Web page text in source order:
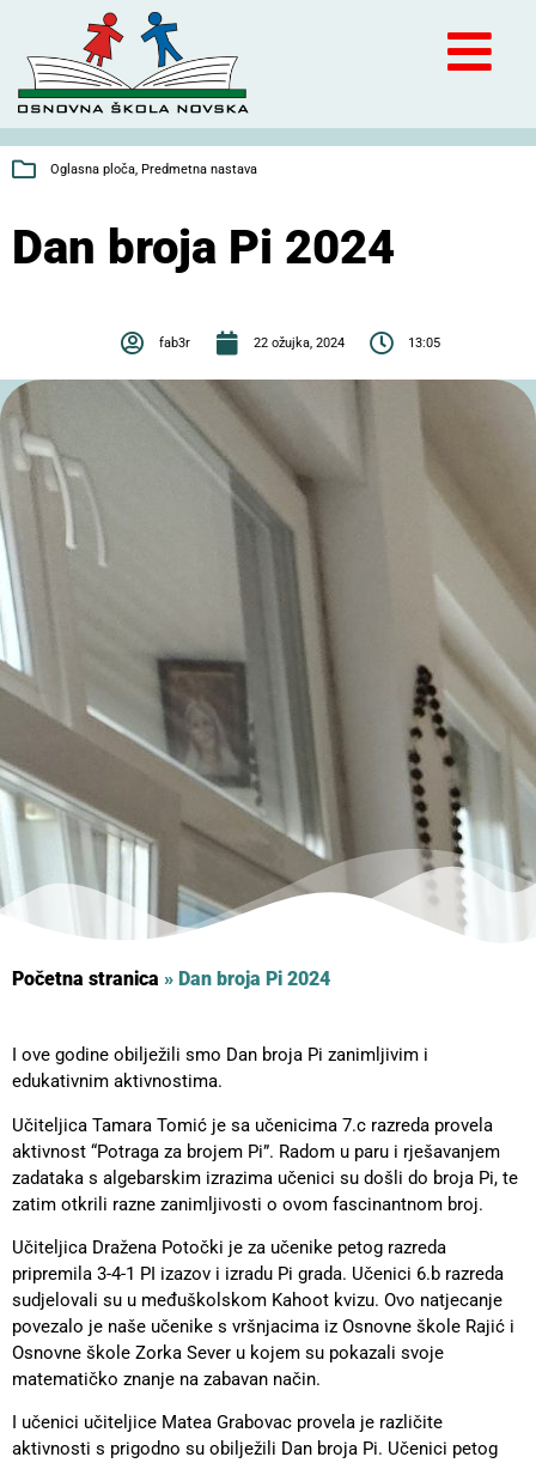
Oglasna ploča, Predmetna nastava
Dan broja Pi 2024
fab3r 22 ožujka, 2024 13:05
Početna stranica » Dan broja Pi 2024
I ove godine obilježili smo Dan broja Pi zanimljivim i
edukativnim aktivnostima.
Učiteljica Tamara Tomić je sa učenicima 7.c razreda provela
aktivnost “Potraga za brojem Pi”. Radom u paru i rješavanjem
zadataka s algebarskim izrazima učenici su došli do broja Pi, te
zatim otkrili razne zanimljivosti o ovom fascinantnom broj.
Učiteljica Dražena Potočki je za učenike petog razreda
pripremila 3-4-1 PI izazov i izradu Pi grada. Učenici 6.b razreda
sudjelovali su u međuškolskom Kahoot kvizu. Ovo natjecanje
povezalo je naše učenike s vršnjacima iz Osnovne škole Rajić i
Osnovne škole Zorka Sever u kojem su pokazali svoje
matematičko znanje na zabavan način.
I učenici učiteljice Matea Grabovac provela je različite
aktivnosti s prigodno su obilježili Dan broja Pi. Učenici petog